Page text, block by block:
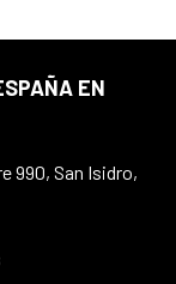
EN
990, San Isidro,